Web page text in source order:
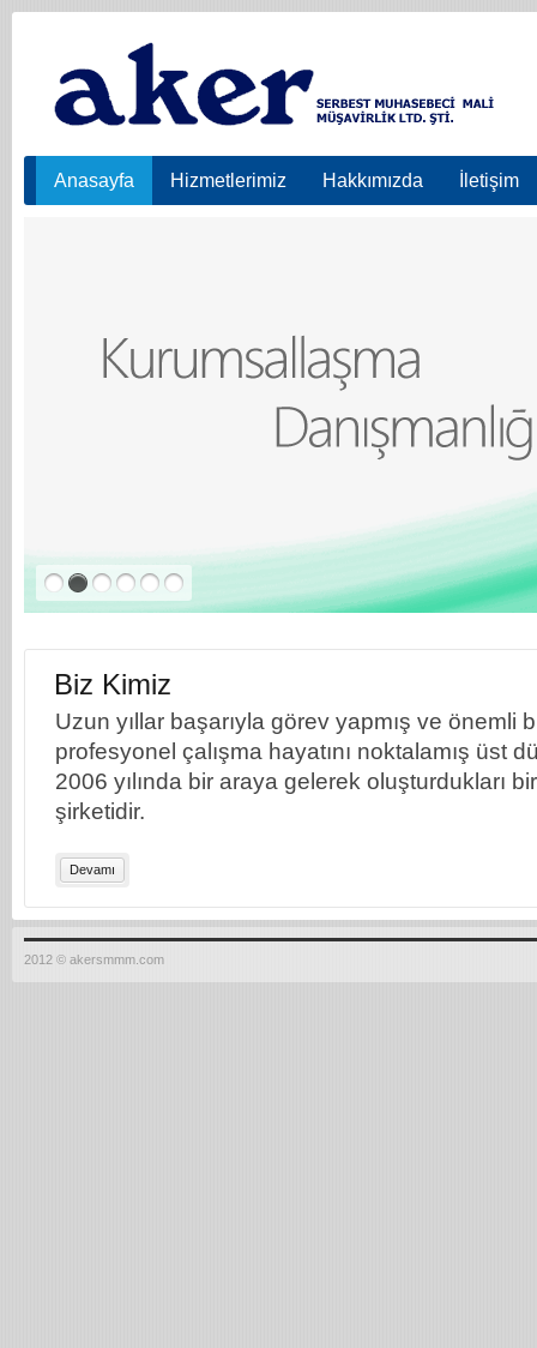
Anasayfa Hizmetlerimiz Hakkımızda İletişim
Biz Kimiz
Uzun yıllar başarıyla görev yapmış ve önemli
profesyonel çalışma hayatını noktalamış üst
2006 yılında bir araya gelerek oluşturdukları
şirketidir.
Devamı
2012 © akersmmm.com